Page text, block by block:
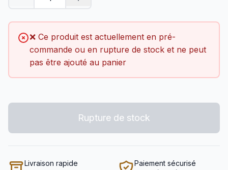
❌ Ce produit est actuellement en pré-
commande ou en rupture de stock et ne peut
pas être ajouté au panier
Rupture de stock
Livraison rapide Paiement sécurisé